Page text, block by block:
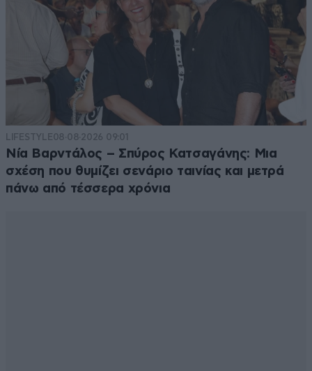
LIFESTYLE08·08·2026 09:01
Νία Βαρντάλος – Σπύρος Κατσαγάνης: Μια
σχέση που θυμίζει σενάριο ταινίας και μετρά
πάνω από τέσσερα χρόνια